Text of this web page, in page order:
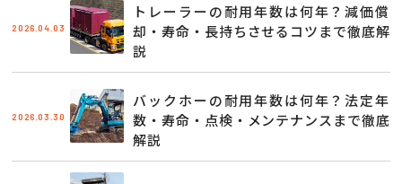
2026.04.03
トレーラーの耐用年数は何年？減価償
却・寿命・長持ちさせるコツまで徹底解
説
2026.03.30
バックホーの耐用年数は何年？法定年
数・寿命・点検・メンテナンスまで徹底
解説